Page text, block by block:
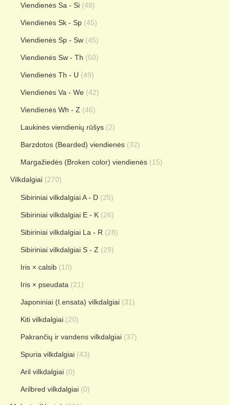
Viendienės Sa - Si (48)
Viendienės Sk - Sp (45)
Viendienės Sp - Sw (45)
Viendienės Sw - Th (50)
Viendienės Th - U (49)
Viendienės Va - We (42)
Viendienės Wh - Z (46)
Laukinės viendienių rūšys (2)
Barzdotos (Bearded) viendienės (32)
Margažiedės (Broken color) viendienės (15)
Vilkdalgiai (270)
Sibiriniai vilkdalgiai A - D (25)
Sibiriniai vilkdalgiai E - K (26)
Sibiriniai vilkdalgiai La - R (28)
Sibiriniai vilkdalgiai S - Z (29)
Iris × calsib (10)
Iris × pseudata (21)
Japoniniai (I.ensata) vilkdalgiai (31)
Kiti vilkdalgiai (20)
Pakrančių ir vandens vilkdalgiai (37)
Spuria vilkdalgiai (43)
Aril vilkdalgiai (0)
Arilbred vilkdalgiai (0)